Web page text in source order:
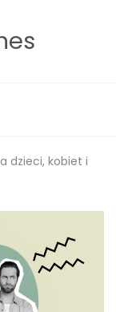
dzieci, kobiet i